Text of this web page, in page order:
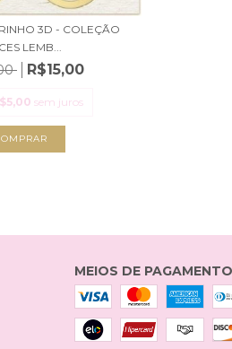
3D - COLEÇÃO
LEMB...
R$15,00
sem juros
MEIOS DE PAGAMENTO